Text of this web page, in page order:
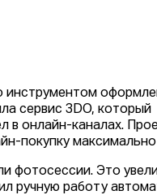
инструментом
сервис 3DO, который
в онлайн-каналах.
покупку максимально
фотосессии. Это
ручную работу